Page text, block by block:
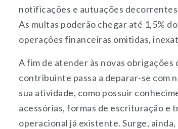
notificações e autuações
As multas poderão chegar até 1,5%
operações financeiras omitidas,
A fim de atender às novas
contribuinte passa a deparar-se com
sua atividade, como possuir
acessórias, formas de escrituração e
operacional já existente. Surge,